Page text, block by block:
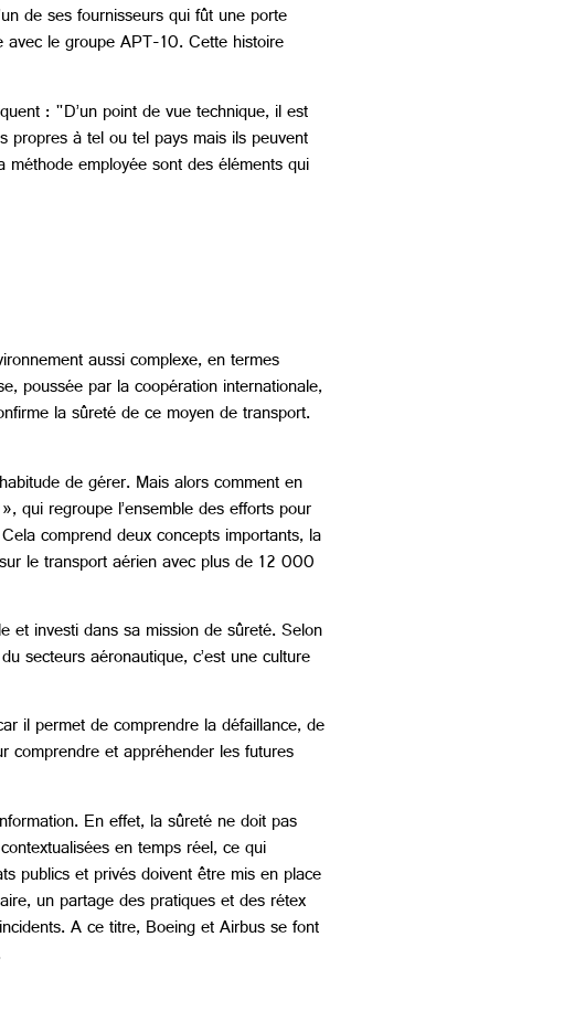
de ses fournisseurs qui fût une porte
avec le groupe APT-10. Cette histoire
: "D’un point de vue technique, il est
propres à tel ou tel pays mais ils peuvent
employée sont des éléments qui
aussi complexe, en termes
poussée par la coopération internationale,
la sûreté de ce moyen de transport.
de gérer. Mais alors comment en
qui regroupe l’ensemble des efforts pour
comprend deux concepts importants, la
le transport aérien avec plus de 12 000
et investi dans sa mission de sûreté. Selon
secteurs aéronautique, c’est une culture
il permet de comprendre la défaillance, de
comprendre et appréhender les futures
En effet, la sûreté ne doit pas
en temps réel, ce qui
publics et privés doivent être mis en place
un partage des pratiques et des rétex
A ce titre, Boeing et Airbus se font